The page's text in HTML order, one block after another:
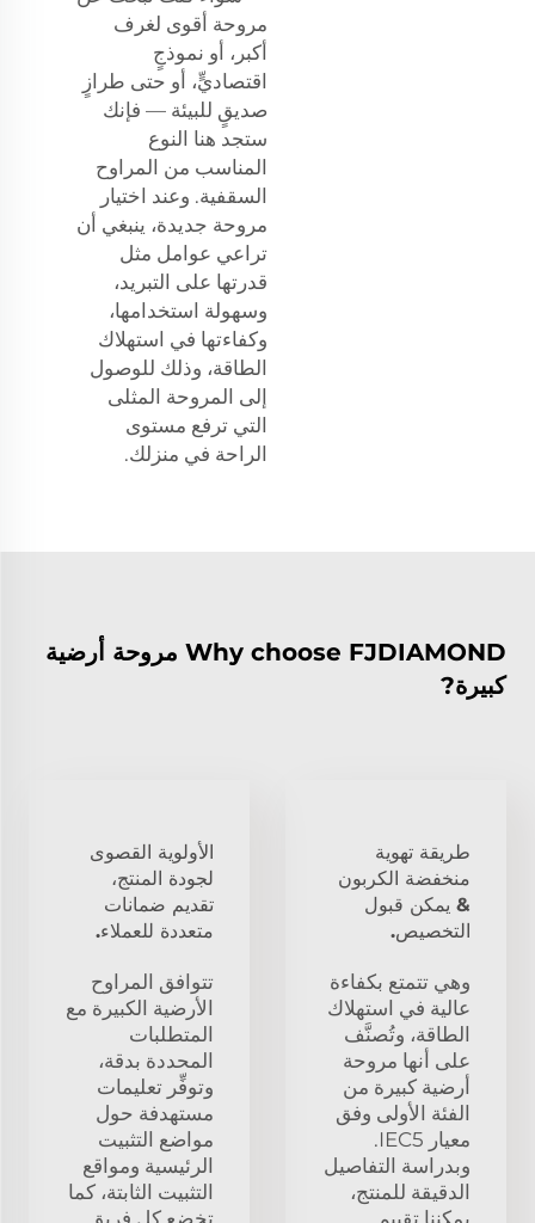
مروحة أقوى لغرف
أكبر، أو نموذجٍ
اقتصاديٍّ، أو حتى طرازٍ
صديقٍ للبيئة — فإنك
ستجد هنا النوع
المناسب من المراوح
السقفية. وعند اختيار
مروحة جديدة، ينبغي أن
تراعي عوامل مثل
قدرتها على التبريد،
وسهولة استخدامها،
وكفاءتها في استهلاك
الطاقة، وذلك للوصول
إلى المروحة المثلى
التي ترفع مستوى
الراحة في منزلك.
Why choose FJDIAMOND مروحة أرضية
كبيرة?
طريقة تهوية
منخفضة الكربون
& يمكن قبول
التخصيص.
وهي تتمتع بكفاءة
عالية في استهلاك
الطاقة، وتُصنَّف
على أنها مروحة
أرضية كبيرة من
الفئة الأولى وفق
معيار IEC5.
وبدراسة التفاصيل
الدقيقة للمنتج،
الأولوية القصوى
لجودة المنتج،
تقديم ضمانات
متعددة للعملاء.
تتوافق المراوح
الأرضية الكبيرة مع
المتطلبات
المحددة بدقة،
وتوفِّر تعليمات
مستهدفة حول
مواضع التثبيت
الرئيسية ومواقع
التثبيت الثابتة، كما